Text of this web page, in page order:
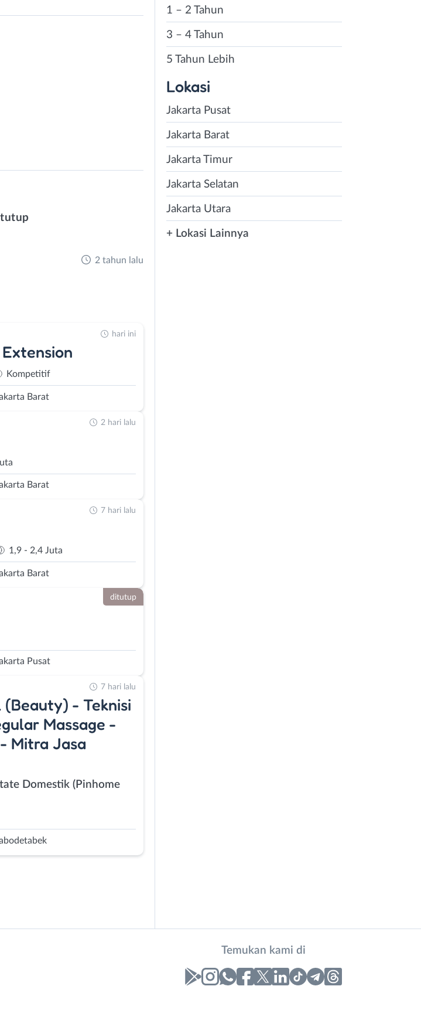
2 tahun lalu
Kompetitif
Barat
hari ini
Barat
2 hari lalu
1,9 - 2,4 Juta
Barat
7 hari lalu
Pusat
ditutup
- Teknisi
Massage -
Mitra Jasa
Domestik (Pinhome
7 hari lalu
1 – 2 Tahun
3 – 4 Tahun
5 Tahun Lebih
Lokasi
Jakarta Pusat
Jakarta Barat
Jakarta Timur
Jakarta Selatan
Jakarta Utara
+ Lokasi Lainnya
Temukan kami di